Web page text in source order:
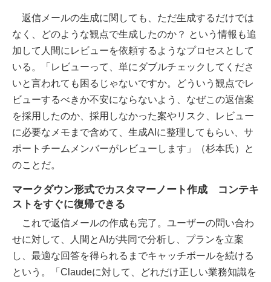
返信メールの生成に関しても、ただ生成するだけでは
なく、どのような観点で生成したのか？ という情報も追
加して人間にレビューを依頼するようなプロセスとして
いる。「レビューって、単にダブルチェックしてくださ
いと言われても困るじゃないですか。どういう観点でレ
ビューするべきか不安にならないよう、なぜこの返信案
を採用したのか、採用しなかった案やリスク、レビュー
に必要なメモまで含めて、生成AIに整理してもらい、サ
ポートチームメンバーがレビューします」（杉本氏）と
のことだ。
マークダウン形式でカスタマーノート作成 コンテキ
ストをすぐに復帰できる
これで返信メールの作成も完了。ユーザーの問い合わ
せに対して、人間とAIが共同で分析し、プランを立案
し、最適な回答を得られるまでキャッチボールを続ける
という。「Claudeに対して、どれだけ正しい業務知識を